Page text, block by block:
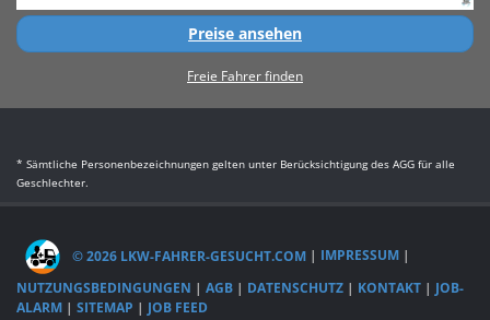
Preise ansehen
Freie Fahrer finden
* Sämtliche Personenbezeichnungen gelten unter Berücksichtigung des AGG für alle
Geschlechter.
© 2026 LKW-FAHRER-GESUCHT.COM | IMPRESSUM |
NUTZUNGSBEDINGUNGEN | AGB | DATENSCHUTZ | KONTAKT | JOB-
ALARM | SITEMAP | JOB FEED